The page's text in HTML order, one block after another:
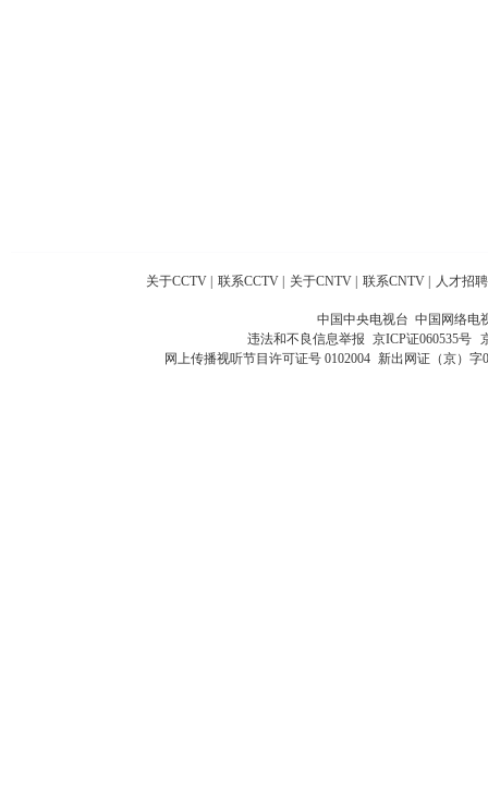
关于CCTV 联系CCTV 关于CNTV 联系CNTV 人才招聘
中国中央电视台 中国网络电
违法和不良信息举报 京ICP证060535号
网上传播视听节目许可证号 0102004 新出网证（京）